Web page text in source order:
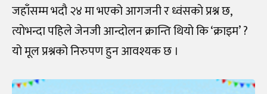
जहाँसम्म भदाै २४ मा भएको आगजनी र ध्वंसकाे प्रश्न छ,
त्याेभन्दा पहिले जेनजी आन्दोलन क्रान्ति थियो कि ‘क्राइम’ ?
यो मूल प्रश्नको निरुपण हुन आवश्यक छ ।